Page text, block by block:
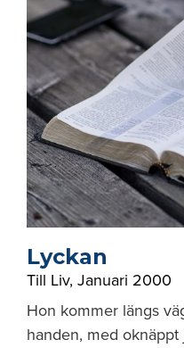
Lyckan
Till Liv, Januari 2000
Hon kommer längs
handen, med